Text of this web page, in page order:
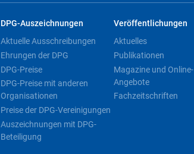
DPG-Auszeichnungen
Aktuelle Ausschreibungen
Ehrungen der DPG
DPG-Preise
DPG-Preise mit anderen
Organisationen
Preise der DPG-Vereinigungen
Auszeichnungen mit DPG-
Beteiligung
Veröffentlichungen
Aktuelles
Publikationen
Magazine und Online-
Angebote
Fachzeitschriften